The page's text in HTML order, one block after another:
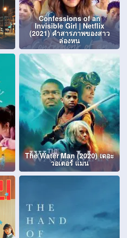
Confessions of an
Invisible Girl | Netflix
(2021) คำสารภาพของสาว
ล่องหน
The Water Man (2020) เดอะ
วอเตอร์ แมน